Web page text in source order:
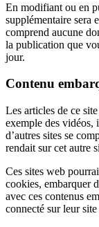
En modifiant ou en
supplémentaire sera
comprend aucune
la publication que
jour.
Contenu
Les articles de ce
exemple des
d’autres sites se
rendait sur cet autre
Ces sites web
cookies, embarquer
avec ces contenus
connecté sur leur